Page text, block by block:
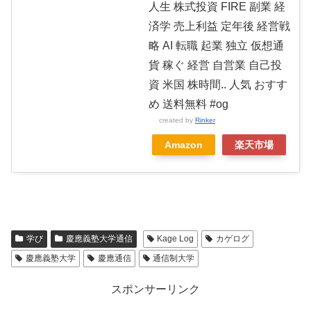
人生 株式投資 FIRE 副業 経
済学 売上利益 定年後 経営戦
略 AI 転職 起業 独立 仮想通
貨 稼ぐ 経営 自営業 自己投
資 米国 株時間.. 人気 おすす
め 送料無料 #og
created by Rinker
Amazon 楽天市場
学び 慶應義塾大学通信 Kage Log
カゲログ
慶應義塾大学
慶應通信 通信制大学
スポンサーリンク